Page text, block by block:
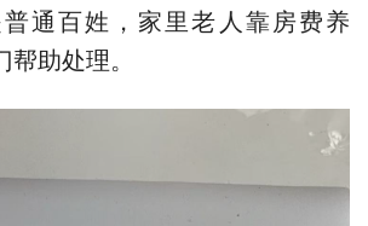
通百姓，家里老人靠房费养
助处理。